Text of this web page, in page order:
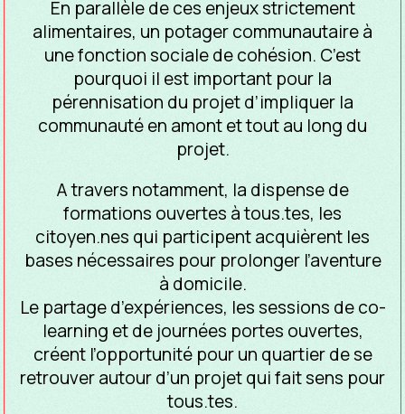
En parallèle de ces enjeux strictement
alimentaires, un potager communautaire à
une fonction sociale de cohésion. C’est
pourquoi il est important pour la
pérennisation du projet d’impliquer la
communauté en amont et tout au long du
projet.
A travers notamment, la dispense de
formations ouvertes à tous.tes, les
citoyen.nes qui participent acquièrent les
bases nécessaires pour prolonger l’aventure
à domicile.
Le partage d’expériences, les sessions de co-
learning et de journées portes ouvertes,
créent l’opportunité pour un quartier de se
retrouver autour d’un projet qui fait sens pour
tous.tes.